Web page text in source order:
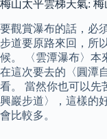
梅山太平雲梯天氣:
要觀賞瀑布的話，必
步道要原路來回，所
候。 〈雲潭瀑布〉本
在這次要去的〈圓潭
看。 當然你也可以先
興巖步道〉，這樣的
會比較多。